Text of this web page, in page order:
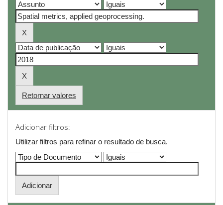
Retornar valores
Adicionar filtros:
Utilizar filtros para refinar o resultado de busca.